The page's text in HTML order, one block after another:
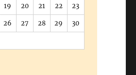
19 20 21 22 23
26 27 28 29 30